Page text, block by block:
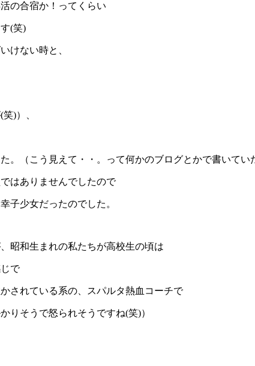
の合宿か！ってくらい
(笑)
けない時と、
)）、
（こう見えて・・。って何かのブログとかで書いてい
はありませんでしたので
子少女だったのでした。
昭和生まれの私たちが高校生の頃は
で
されている系の、スパルタ熱血コーチで
りそうで怒られそうですね(笑)）